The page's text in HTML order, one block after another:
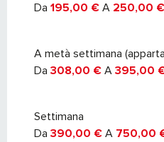
Da 195,00 € A 250,00 €
A metà settimana
Da 308,00 € A 395,00
Settimana
Da 390,00 € A 750,00